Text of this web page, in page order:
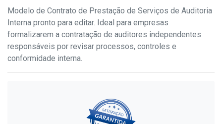
Modelo de Contrato de Prestação de Serviços de Auditoria
Interna pronto para editar. Ideal para empresas
formalizarem a contratação de auditores independentes
responsáveis por revisar processos, controles e
conformidade interna.